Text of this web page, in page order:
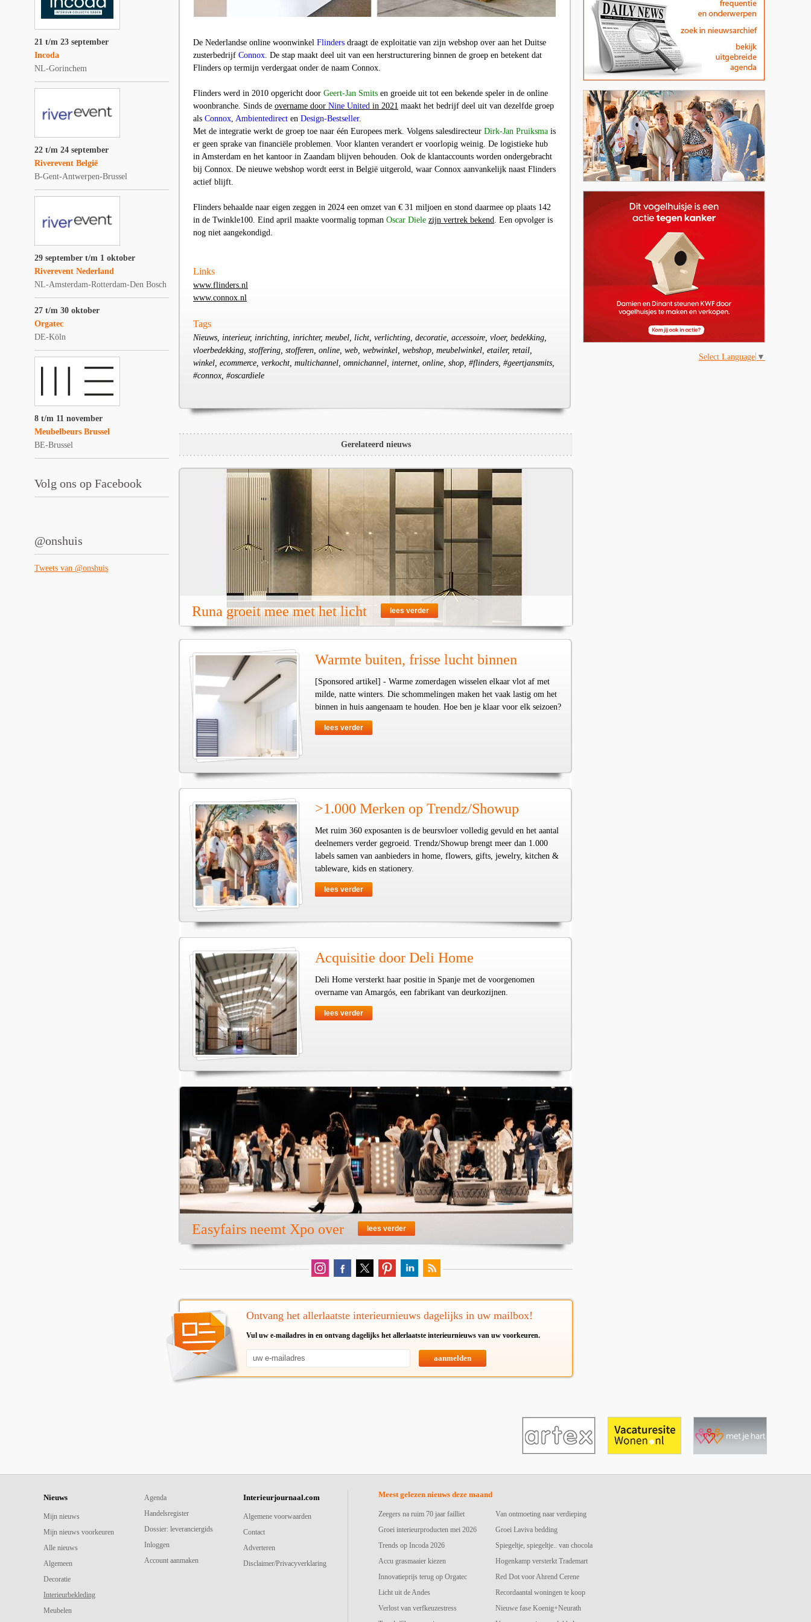
21 t/m 23 september
Incoda
NL-Gorinchem
22 t/m 24 september
Riverevent België
B-Gent-Antwerpen-Brussel
29 september t/m 1 oktober
Riverevent Nederland
NL-Amsterdam-Rotterdam-Den Bosch
27 t/m 30 oktober
Orgatec
DE-Köln
8 t/m 11 november
Meubelbeurs Brussel
BE-Brussel
Volg ons op Facebook
@onshuis
Tweets van @onshuis
De Nederlandse online woonwinkel Flinders draagt de exploitatie van zijn webshop over aan het Duitse
zusterbedrijf Connox. De stap maakt deel uit van een herstructurering binnen de groep en betekent dat
Flinders op termijn verdergaat onder de naam Connox.
Flinders werd in 2010 opgericht door Geert-Jan Smits en groeide uit tot een bekende speler in de online
woonbranche. Sinds de overname door Nine United in 2021 maakt het bedrijf deel uit van dezelfde groep
als Connox, Ambientedirect en Design-Bestseller.
Met de integratie werkt de groep toe naar één Europees merk. Volgens salesdirecteur Dirk-Jan Pruiksma is
er geen sprake van financiële problemen. Voor klanten verandert er voorlopig weinig. De logistieke hub
in Amsterdam en het kantoor in Zaandam blijven behouden. Ook de klantaccounts worden ondergebracht
bij Connox. De nieuwe webshop wordt eerst in België uitgerold, waar Connox aanvankelijk naast Flinders
actief blijft.
Flinders behaalde naar eigen zeggen in 2024 een omzet van € 31 miljoen en stond daarmee op plaats 142
in de Twinkle100. Eind april maakte voormalig topman Oscar Diele zijn vertrek bekend. Een opvolger is
nog niet aangekondigd.
Links
www.flinders.nl
www.connox.nl
Tags
Nieuws, interieur, inrichting, inrichter, meubel, licht, verlichting, decoratie, accessoire, vloer, bedekking,
vloerbedekking, stoffering, stofferen, online, web, webwinkel, webshop, meubelwinkel, etailer, retail,
winkel, ecommerce, verkocht, multichannel, omnichannel, internet, online, shop, #flinders, #geertjansmits,
#connox, #oscardiele
Gerelateerd nieuws
Runa groeit mee met het licht lees verder
Warmte buiten, frisse lucht binnen
[Sponsored artikel] - Warme zomerdagen wisselen elkaar vlot af met
milde, natte winters. Die schommelingen maken het vaak lastig om het
binnen in huis aangenaam te houden. Hoe ben je klaar voor elk seizoen?
lees verder
>1.000 Merken op Trendz/Showup
Met ruim 360 exposanten is de beursvloer volledig gevuld en het aantal
deelnemers verder gegroeid. Trendz/Showup brengt meer dan 1.000
labels samen van aanbieders in home, flowers, gifts, jewelry, kitchen &
tableware, kids en stationery.
lees verder
Acquisitie door Deli Home
Deli Home versterkt haar positie in Spanje met de voorgenomen
overname van Amargós, een fabrikant van deurkozijnen.
lees verder
Easyfairs neemt Xpo over lees verder
Ontvang het allerlaatste interieurnieuws dagelijks in uw mailbox!
Vul uw e-mailadres in en ontvang dagelijks het allerlaatste interieurnieuws van uw voorkeuren.
aanmelden
Select Language ▼
Nieuws
Mijn nieuws
Mijn nieuws voorkeuren
Alle nieuws
Algemeen
Decoratie
Interieurbekleding
Meubelen
Agenda
Handelsregister
Dossier: leveranciergids
Inloggen
Account aanmaken
Interieurjournaal.com
Algemene voorwaarden
Contact
Adverteren
Disclaimer/Privacyverklaring
Meest gelezen nieuws deze maand
Zeegers na ruim 70 jaar failliet
Groei interieurproducten mei 2026
Trends op Incoda 2026
Accu grasmaaier kiezen
Innovatieprijs terug op Orgatec
Licht uit de Andes
Verlost van verfkeuzestress
Van ontmoeting naar verdieping
Groei Laviva bedding
Spiegeltje, spiegeltje.. van chocola
Hogenkamp versterkt Trademart
Red Dot voor Ahrend Cerene
Recordaantal woningen te koop
Nieuwe fase Koenig+Neurath